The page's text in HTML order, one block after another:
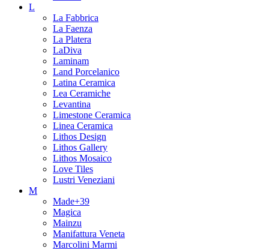
L
La Fabbrica
La Faenza
La Platera
LaDiva
Laminam
Land Porcelanico
Latina Ceramica
Lea Ceramiche
Levantina
Limestone Ceramica
Linea Ceramica
Lithos Design
Lithos Gallery
Lithos Mosaico
Love Tiles
Lustri Veneziani
M
Made+39
Magica
Mainzu
Manifattura Veneta
Marcolini Marmi